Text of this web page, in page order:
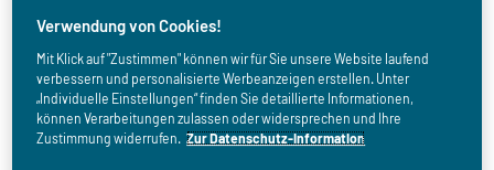
ORT
Kurhaus Bad Aibling - Großer Kursaal
Wilhelm-Leibl Platz 1
Verwendung von Cookies!
Mit Klick auf "Zustimmen" können wir für Sie unsere Website laufend
verbessern und personalisierte Werbeanzeigen erstellen. Unter
„Individuelle Einstellungen“ finden Sie detaillierte Informationen,
können Verarbeitungen zulassen oder widersprechen und Ihre
Zustimmung widerrufen.
Zur Datenschutz-Information